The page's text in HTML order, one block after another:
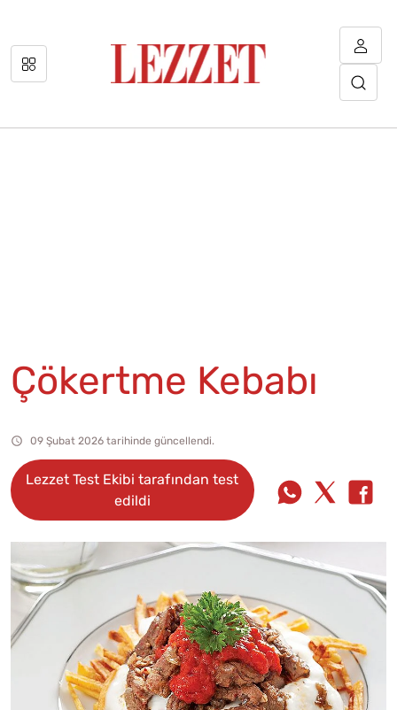
Çökertme Kebabı
09 Şubat 2026 tarihinde güncellendi.
Lezzet Test Ekibi tarafından test
edildi